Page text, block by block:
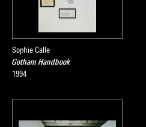
Sophie Calle
Gotham Handbook
1994